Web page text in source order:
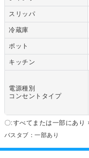
スリッパ
冷蔵庫
ポット
キッチン
電源種別
コンセントタイプ
〇:すべてまたは一部にあり
バスタブ：一部あり